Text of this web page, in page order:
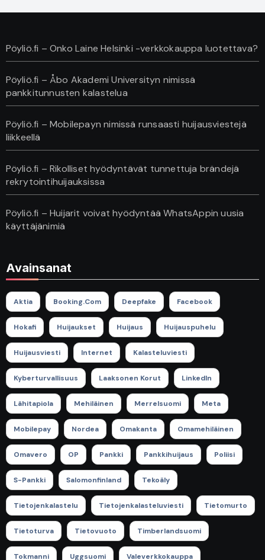
Pöyliö.fi – Onko Laine Helsinki -verkkokauppa luotettava?
Pöyliö.fi – Åbo Akademi Universityn nimissä
pankkitunnusten kalastelua
Pöyliö.fi – Mobilepayn nimissä runsaasti huijausviestejä
liikkeellä
Pöyliö.fi – Rikolliset hyödyntävät tunnettuja brändejä
rekrytointihuijauksissa
Pöyliö.fi – Huijarit voivat hyödyntää WhatsAppin uusia
käyttäjänimiä
Avainsanat
Aktia Booking.com Deepfake Facebook
Hokafi Huijaukset Huijaus Huijauspuhelu
Huijausviesti Internet Kalasteluviesti
Kyberturvallisuus Laaksonen Korut LinkedIn
Lähitapiola Mehiläinen Merrelsuomi Meta
Mobilepay Nordea Omakanta Omamehiläinen
Omavero OP Pankki Pankkihuijaus Poliisi
S-Pankki Salomonfinland Tekoäly
Tietojenkalastelu Tietojenkalasteluviesti Tietomurto
Tietoturva Tietovuoto Timberlandsuomi
Tokmanni Uggsuomi Valeverkkokauppa